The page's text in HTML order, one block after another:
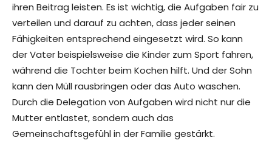
ihren Beitrag leisten. Es ist wichtig, die Aufgaben fair zu
verteilen und darauf zu achten, dass jeder seinen
Fähigkeiten entsprechend eingesetzt wird. So kann
der Vater beispielsweise die Kinder zum Sport fahren,
während die Tochter beim Kochen hilft. Und der Sohn
kann den Müll rausbringen oder das Auto waschen.
Durch die Delegation von Aufgaben wird nicht nur die
Mutter entlastet, sondern auch das
Gemeinschaftsgefühl in der Familie gestärkt.